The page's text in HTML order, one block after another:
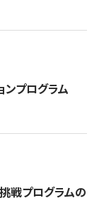
ンプログラム
戦プログラムの